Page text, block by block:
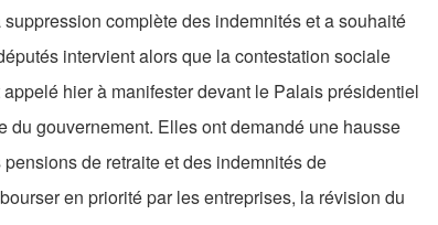
complète des indemnités et a souhaité
intervient alors que la contestation sociale
hier à manifester devant le Palais présidentiel
gouvernement. Elles ont demandé une hausse
de retraite et des indemnités de
en priorité par les entreprises, la révision du